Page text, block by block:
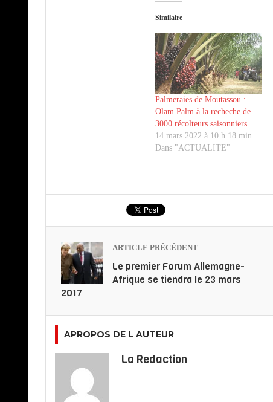
Similaire
Palmeraies de Moutassou :
Olam Palm à la recheche de
3000 récolteurs saisonniers
14 mars 2022 à 10 h 18 min
Dans "ACTUALITE"
ARTICLE PRÉCÉDENT
Le premier Forum Allemagne-
Afrique se tiendra le 23 mars
2017
APROPOS DE L AUTEUR
La Redaction